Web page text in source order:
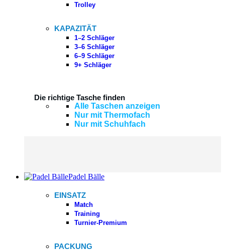
Trolley
KAPAZITÄT
1–2 Schläger
3–6 Schläger
6–9 Schläger
9+ Schläger
Die richtige Tasche finden
Alle Taschen anzeigen
Nur mit Thermofach
Nur mit Schuhfach
Padel Bälle
EINSATZ
Match
Training
Turnier-Premium
PACKUNG